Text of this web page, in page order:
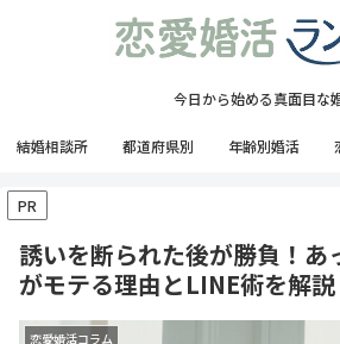
今日から始める真面目な
結婚相談所 都道府県別 年齢別婚活
PR
誘いを断られた後が勝負！あ
がモテる理由とLINE術を解説
恋愛婚活コラム